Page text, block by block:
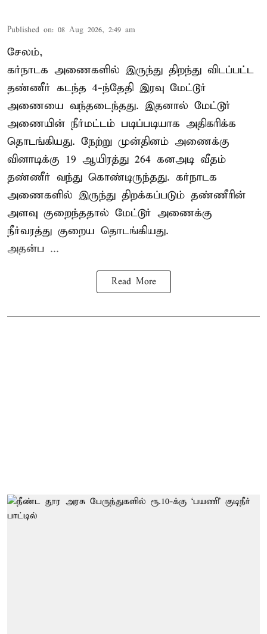
Published on: 08 Aug 2026, 2:49 am
சேலம்,
கர்நாடக அணைகளில் இருந்து திறந்து விடப்பட்ட
தண்ணீர் கடந்த 4-ந்தேதி இரவு மேட்டூர்
அணையை வந்தடைந்தது. இதனால் மேட்டூர்
அணையின் நீர்மட்டம் படிப்படியாக அதிகரிக்க
தொடங்கியது. நேற்று முன்தினம் அணைக்கு
வினாடிக்கு 19 ஆயிரத்து 264 கனஅடி வீதம்
தண்ணீர் வந்து கொண்டிருந்தது. கர்நாடக
அணைகளில் இருந்து திறக்கப்படும் தண்ணீரின்
அளவு குறைந்ததால் மேட்டூர் அணைக்கு
நீர்வரத்து குறைய தொடங்கியது.
அதன்ப ...
Read More